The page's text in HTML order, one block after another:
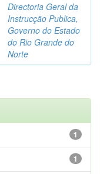
Directoria Geral da
Instrucção Publica,
Governo do Estado
do Rio Grande do
Norte
1
1